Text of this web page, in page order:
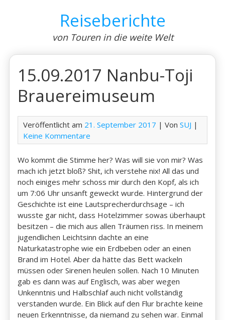
Reiseberichte
von Touren in die weite Welt
15.09.2017 Nanbu-Toji
Brauereimuseum
Veröffentlicht am 21. September 2017 | VonSUJ |
Keine Kommentare
Wo kommt die Stimme her? Was will sie von mir? Was
mach ich jetzt bloß? Shit, ich verstehe nix! All das und
noch einiges mehr schoss mir durch den Kopf, als ich
um 7:06 Uhr unsanft geweckt wurde. Hintergrund der
Geschichte ist eine Lautsprecherdurchsage – ich
wusste gar nicht, dass Hotelzimmer sowas überhaupt
besitzen – die mich aus allen Träumen riss. In meinem
jugendlichen Leichtsinn dachte an eine
Naturkatastrophe wie ein Erdbeben oder an einen
Brand im Hotel. Aber da hätte das Bett wackeln
müssen oder Sirenen heulen sollen. Nach 10 Minuten
gab es dann was auf Englisch, was aber wegen
Unkenntnis und Halbschlaf auch nicht vollständig
verstanden wurde. Ein Blick auf den Flur brachte keine
neuen Erkenntnisse, da niemand zu sehen war. Einmal